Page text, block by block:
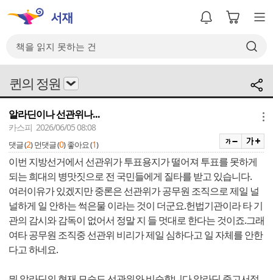
퀸의 정원
알라딘이나 선관위나...
카스피 2026/06/05 08:08
댓글 (2) 먼댓글 (0) 좋아요 (1)
이번 지방선거에서 선관위가 투표용지가 떨어져 투표를 못하게
되는 희대의 병맛짓으로 전 국민들에게 질타를 받고 있습니다.
여러이유가 있겠지만 중론은 선관위가 공무원 조직으로 제일 널
널하게 일 안하는 썩은물 이라는 것이 더군요.헌법기관이라 타 기
관의 감시와 감독이 없어서 정말 지 들 멋대로 한다는 것이죠.그래
여타 공무원 조직중 선관위 비리가 제일 심하다고 일 자체를 안한
다고 하네요.